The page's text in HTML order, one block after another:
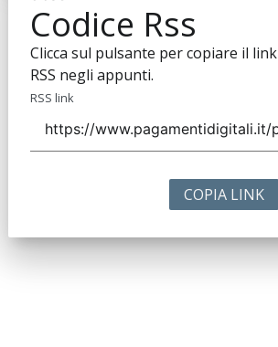
Codice Rss
Clicca sul pulsante per copiare il link
RSS negli appunti.
RSS link
COPIA LINK